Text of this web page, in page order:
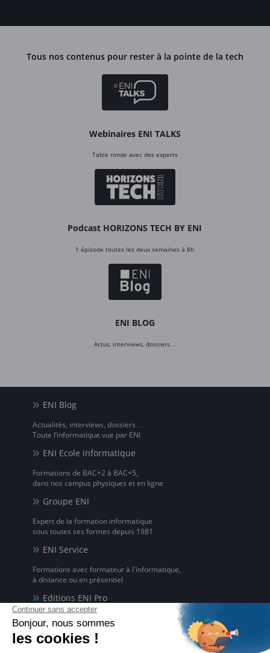
Tous nos contenus pour rester à la pointe de la tech
Webinaires ENI TALKS
Table ronde avec des experts
Podcast HORIZONS TECH BY ENI
1 épisode toutes les deux semaines à 8h
ENI BLOG
Actus, interviews, dossiers…
ENI Blog
Actualités, interviews, dossiers…
Toute l’informatique vue par ENI
ENI Ecole informatique
Formations de BAC+2 à BAC+5,
dans nos campus physiques et en ligne
Groupe ENI
Expert de la formation informatique
sous toutes ses formes depuis 1981
ENI Service
Formations avec formateur à l'informatique,
à distance ou en présentiel
Editions ENI Pro
pour les organismes de formation
ENI elearning